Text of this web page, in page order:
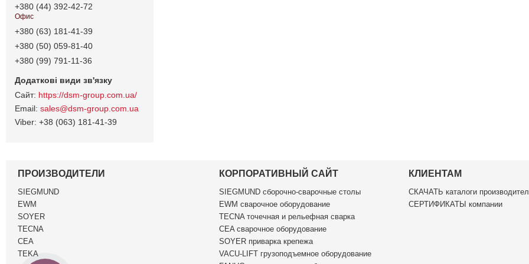
+380 (44) 392-42-72
Офис
+380 (63) 181-41-39
+380 (50) 059-81-40
+380 (99) 791-11-36
https://dsm-group.com.ua/
sales@dsm-group.com.ua
+38 (063) 181-41-39
ПРОИЗВОДИТЕЛИ
SIEGMUND
EWM
SOYER
TECNA
CEA
TEKA
КОРПОРАТИВНЫЙ САЙТ
SIEGMUND cборочно-сварочные столы
EWM сварочное оборудование
TECNA точечная и рельефная сварка
CEA сварочное оборудование
SOYER приварка крепежа
VACU-LIFT грузоподъемное оборудование
КЛИЕНТАМ
СКАЧАТЬ каталоги
СЕРТИФИКАТЫ компании